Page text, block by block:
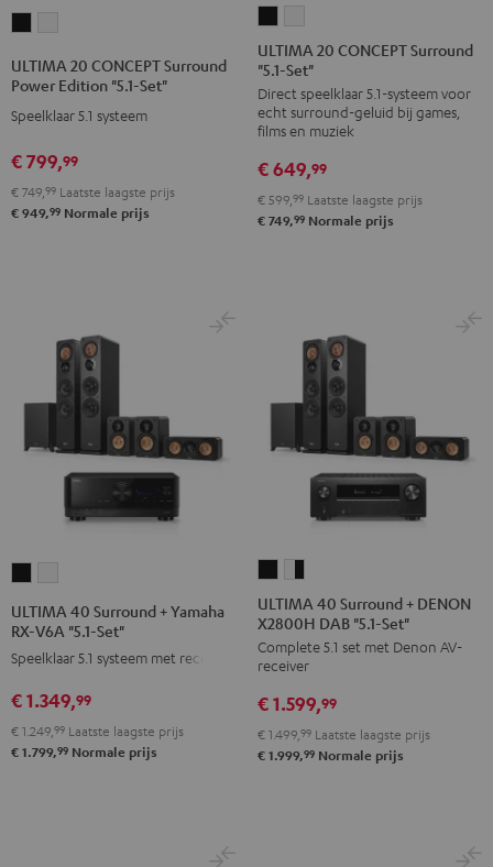
CONCEPT
Edition
"5.1-
Set"
CONCEPT
Edition
Set"
ULTIMA 20 CONCEPT Surround
Power Edition "5.1-Set"
Speelklaar 5.1 systeem
€ 799,99
€ 749, 99 Laatste laagste prijs
€ 949,99 Normale prijs
20
CONCEPT
Surround
"5.1-
Zwart
20
CONCEPT
Surround
"5.1-
Wit
ULTIMA 20 CONCEPT Surround
"5.1-Set"
Direct speelklaar 5.1-systeem voor
echt surround-geluid bij games,
films en muziek
€ 649,99
€ 599, 99 Laatste laagste prijs
€ 749,99 Normale prijs
Surround
+
RX-
V6A
"5.1-
Surround
+
RX-
V6A
"5.1-
ULTIMA 40 Surround + Yamaha
RX-V6A "5.1-Set"
Speelklaar 5.1 systeem met receiver
€ 1.349,99
€ 1.249, 99 Laatste laagste prijs
€ 1.799,99 Normale prijs
40
Surround
+
DENON
X2800H
DAB
"5.1-
40
Surround
+
DENON
X2800H
DAB
"5.1-
ULTIMA 40 Surround + DENON
X2800H DAB "5.1-Set"
Complete 5.1 set met Denon AV-
receiver
€ 1.599,99
€ 1.499, 99 Laatste laagste prijs
€ 1.999,99 Normale prijs